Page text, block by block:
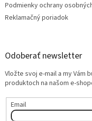
Podmienky ochrany
Reklamačný poriadok
Odoberať newsletter
Vložte svoj e-mail a my Vám
produktoch na našom e-
Email